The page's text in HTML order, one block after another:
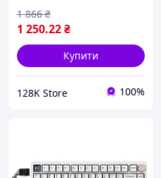
1 250.22₴
1 866 ₴
Купити
128K Store 100%